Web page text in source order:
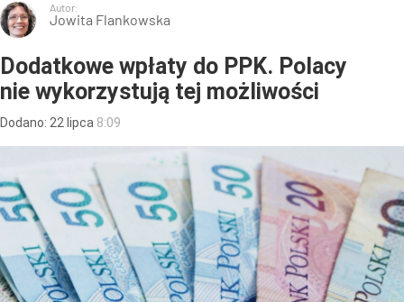
Autor:
Jowita Flankowska
Dodatkowe wpłaty do PPK. Polacy
nie wykorzystują tej możliwości
Dodano: 22 lipca 8:09